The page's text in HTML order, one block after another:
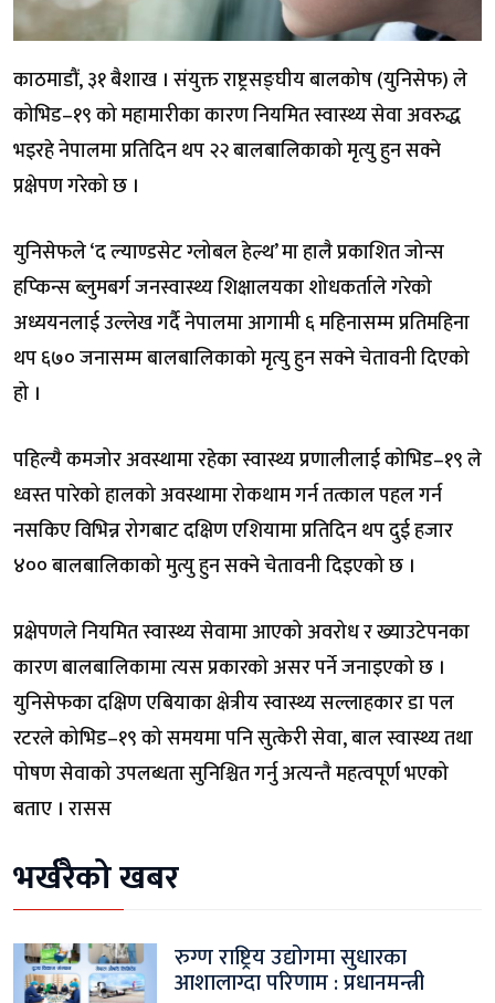
काठमाडौं, ३१ बैशाख । संयुक्त राष्ट्रसङ्घीय बालकोष (युनिसेफ) ले
कोभिड–१९ को महामारीका कारण नियमित स्वास्थ्य सेवा अवरुद्ध
भइरहे नेपालमा प्रतिदिन थप २२ बालबालिकाको मृत्यु हुन सक्ने
प्रक्षेपण गरेको छ ।
युनिसेफले ‘द ल्याण्डसेट ग्लोबल हेल्थ’ मा हालै प्रकाशित जोन्स
हप्किन्स ब्लुमबर्ग जनस्वास्थ्य शिक्षालयका शोधकर्ताले गरेको
अध्ययनलाई उल्लेख गर्दै नेपालमा आगामी ६ महिनासम्म प्रतिमहिना
थप ६७० जनासम्म बालबालिकाको मृत्यु हुन सक्ने चेतावनी दिएको
हो ।
पहिल्यै कमजोर अवस्थामा रहेका स्वास्थ्य प्रणालीलाई कोभिड–१९ ले
ध्वस्त पारेको हालको अवस्थामा रोकथाम गर्न तत्काल पहल गर्न
नसकिए विभिन्न रोगबाट दक्षिण एशियामा प्रतिदिन थप दुई हजार
४०० बालबालिकाको मुत्यु हुन सक्ने चेतावनी दिइएको छ ।
प्रक्षेपणले नियमित स्वास्थ्य सेवामा आएको अवरोध र ख्याउटेपनका
कारण बालबालिकामा त्यस प्रकारको असर पर्ने जनाइएको छ ।
युनिसेफका दक्षिण एबियाका क्षेत्रीय स्वास्थ्य सल्लाहकार डा पल
रटरले कोभिड–१९ को समयमा पनि सुत्केरी सेवा, बाल स्वास्थ्य तथा
पोषण सेवाको उपलब्धता सुनिश्चित गर्नु अत्यन्तै महत्वपूर्ण भएको
बताए । रासस
भर्खरैको खबर
रुग्ण राष्ट्रिय उद्योगमा सुधारका
आशालाग्दा परिणाम : प्रधानमन्त्री